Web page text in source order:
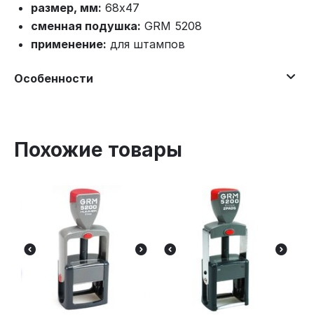
размер, мм: 68х47
сменная подушка: GRM 5208
применение: для штампов
Особенности
Похожие товары